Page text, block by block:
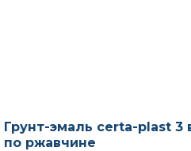
Грунт-эмаль certa-plast 3
по ржавчине